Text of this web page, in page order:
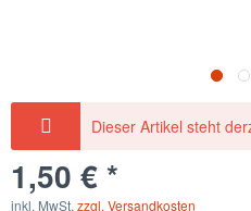
Dieser Artikel steht
1,50 € *
inkl. MwSt. zzgl. Versandkosten